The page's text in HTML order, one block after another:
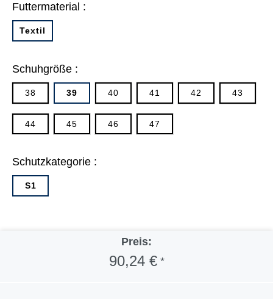
Futtermaterial :
Textil
Schuhgröße :
38 39 40 41 42 43
44 45 46 47
Schutzkategorie :
S1
Preis:
90,24 €*